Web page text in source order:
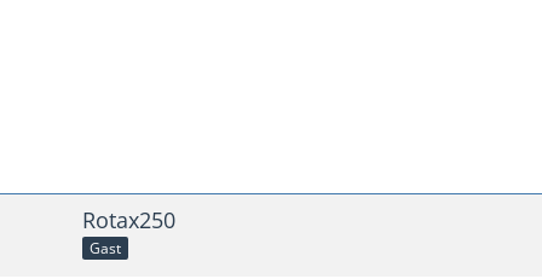
Rotax250
Gast